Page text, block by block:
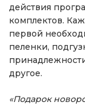
действия
комплектов.
первой
пеленки,
другое.
«Подарок